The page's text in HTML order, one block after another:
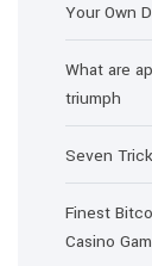
Your Own
What are
triumph
Seven
Finest
Casino